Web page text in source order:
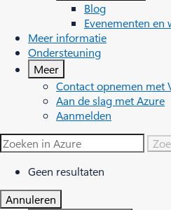
Blog
Evenementen en
Meer informatie
Ondersteuning
Meer
Contact opnemen met
Aan de slag met Azure
Aanmelden
Geen resultaten
Annuleren